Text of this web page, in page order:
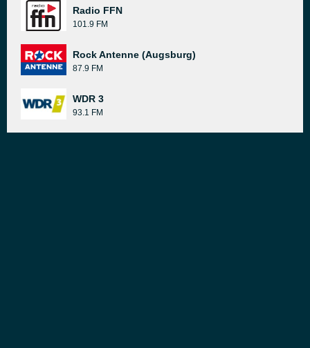
Radio FFN
101.9 FM
Rock Antenne (Augsburg)
87.9 FM
WDR 3
93.1 FM